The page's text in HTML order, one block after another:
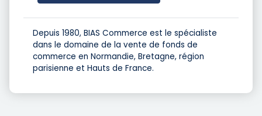
Depuis 1980, BIAS Commerce est le spécialiste
dans le domaine de la vente de fonds de
commerce en Normandie, Bretagne, région
parisienne et Hauts de France.